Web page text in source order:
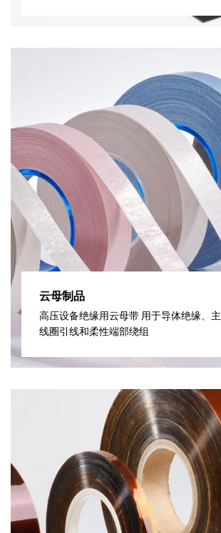
云母制品
高压设备绝缘用云母带 用于导体绝缘、
线圈引线和柔性端部绕组